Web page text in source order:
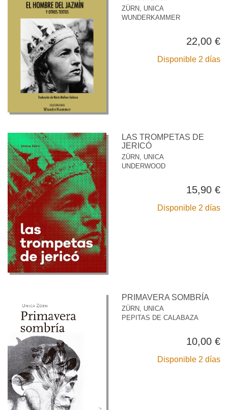
ZÜRN, UNICA
WUNDERKAMMER
22,00 €
Disponible 2 días
LAS TROMPETAS DE
JERICÓ
ZÜRN, UNICA
UNDERWOOD
15,90 €
Disponible 2 días
PRIMAVERA SOMBRÍA
ZÜRN, UNICA
PEPITAS DE CALABAZA
10,00 €
Disponible 2 días